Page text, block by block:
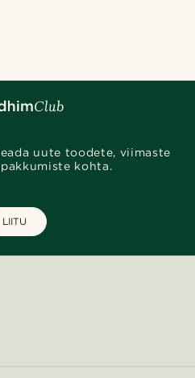
uute toodete, viimaste
kohta.
LIITU